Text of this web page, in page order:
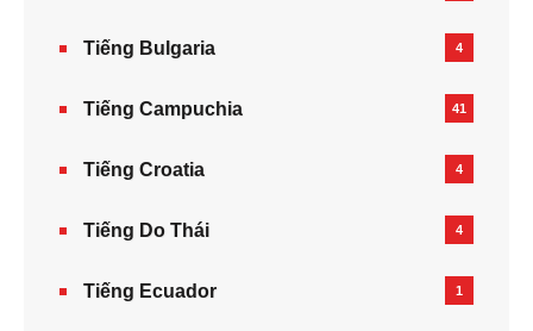
Tiếng Bulgaria 4
Tiếng Campuchia 41
Tiếng Croatia 4
Tiếng Do Thái 4
Tiếng Ecuador 1